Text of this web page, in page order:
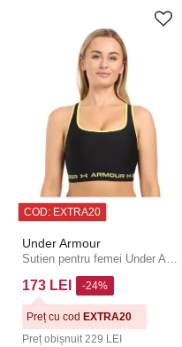
COD: EXTRA20
Under Armour
Sutien pentru femei Under Armour negru
173 LEI
Preț obișnuit 229 LEI
-24%
Preț cu cod EXTRA20